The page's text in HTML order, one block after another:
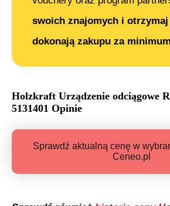
swoich znajomych i otrzymaj
dokonają zakupu za
Holzkraft Urządzenie odciągowe
5131401 Opinie
Sprawdź aktualną cenę w
Ceneo.pl